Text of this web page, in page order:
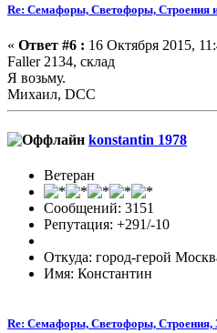
Re: Семафоры, Светофоры, Строения
« Ответ #6 : 16 Октября 2015,
Faller 2134, склад
Я возьму.
Михаил, DCC
konstantin 1978
Ветеран
Сообщений: 3151
Репутация: +291/-10
Откуда: город-герой
Имя: Константин
Re: Семафоры, Светофоры, Строения,